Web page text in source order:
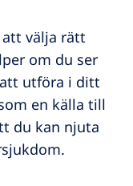
välja rätt
om du ser
utföra i ditt
en källa till
du kan njuta